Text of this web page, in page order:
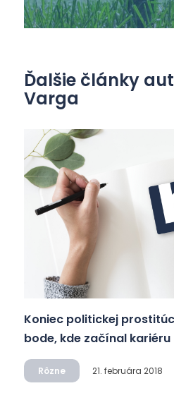
Ďalšie články
Varga
Koniec politickej
bode, kde začínal
Rôzne 21. februára 2018